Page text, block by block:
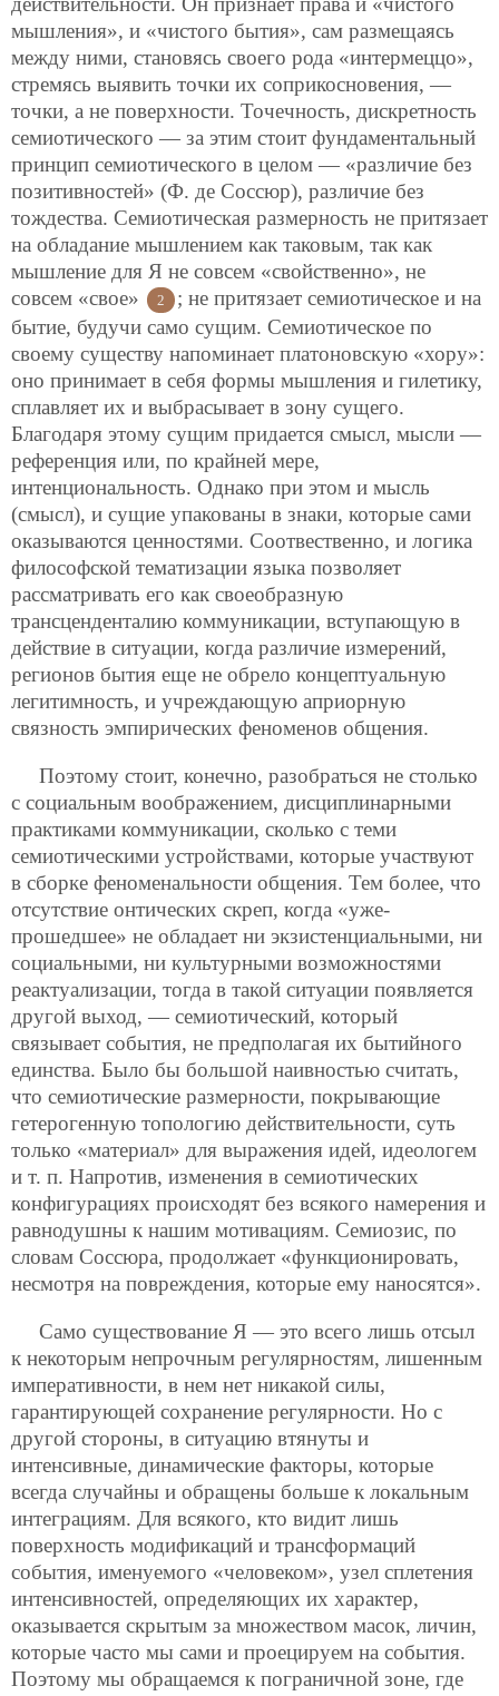
мышления», и «чистого бытия», сам размещаясь
между ними, становясь своего рода «интермеццо»,
стремясь выявить точки их соприкосновения, —
точки, а не поверхности. Точечность, дискретность
семиотического — за этим стоит фундаментальный
принцип семиотического в целом — «различие без
позитивностей» (Ф. де Соссюр), различие без
тождества. Семиотическая размерность не притязает
на обладание мышлением как таковым, так как
мышление для Я не совсем «свойственно», не
совсем «свое»
2
; не притязает семиотическое и на
бытие, будучи само сущим. Семиотическое по
своему существу напоминает платоновскую «хору»:
оно принимает в себя формы мышления и гилетику,
сплавляет их и выбрасывает в зону сущего.
Благодаря этому сущим придается смысл, мысли —
референция или, по крайней мере,
интенциональность. Однако при этом и мысль
(смысл), и сущие упакованы в знаки, которые сами
оказываются ценностями. Соотвественно, и логика
философской тематизации языка позволяет
рассматривать его как своеобразную
трансценденталию коммуникации, вступающую в
действие в ситуации, когда различие измерений,
регионов бытия еще не обрело концептуальную
легитимность, и учреждающую априорную
связность эмпирических феноменов общения.
Поэтому стоит, конечно, разобраться не столько
с социальным воображением, дисциплинарными
практиками коммуникации, сколько с теми
семиотическими устройствами, которые участвуют
в сборке феноменальности общения. Тем более, что
отсутствие онтических скреп, когда «уже-
прошедшее» не обладает ни экзистенциальными, ни
социальными, ни культурными возможностями
реактуализации, тогда в такой ситуации появляется
другой выход, — семиотический, который
связывает события, не предполагая их бытийного
единства. Было бы большой наивностью считать,
что семиотические размерности, покрывающие
гетерогенную топологию действительности, суть
только «материал» для выражения идей, идеологем
и т. п. Напротив, изменения в семиотических
конфигурациях происходят без всякого намерения и
равнодушны к нашим мотивациям. Семиозис, по
словам Соссюра, продолжает «функционировать,
несмотря на повреждения, которые ему наносятся».
Само существование Я — это всего лишь отсыл
к некоторым непрочным регулярностям, лишенным
императивности, в нем нет никакой силы,
гарантирующей сохранение регулярности. Но с
другой стороны, в ситуацию втянуты и
интенсивные, динамические факторы, которые
всегда случайны и обращены больше к локальным
интеграциям. Для всякого, кто видит лишь
поверхность модификаций и трансформаций
события, именуемого «человеком», узел сплетения
интенсивностей, определяющих их характер,
оказывается скрытым за множеством масок, личин,
которые часто мы сами и проецируем на события.
Поэтому мы обращаемся к пограничной зоне, где